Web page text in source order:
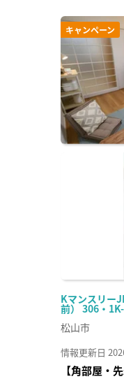
キャンペーン
Kマンスリー
前） 306・
松山市
情報更新日
【角部屋・